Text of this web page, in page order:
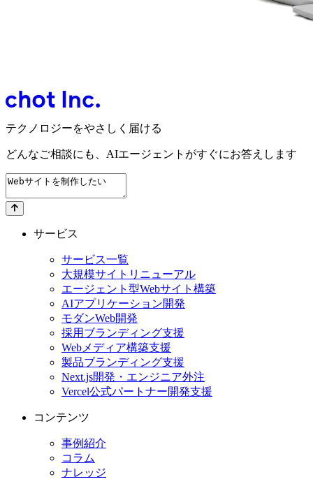
テクノロジーをやさしく届ける
どんなご相談にも、 AIエージェントがすぐにお答えします
サービス
サービス一覧
大規模サイトリニューアル
エージェント型Webサイト構築
AIアプリケーション開発
モダンWeb開発
採用ブランディング支援
Webメディア構築支援
製品ブランディング支援
Next.js開発・エンジニア外注
Vercel公式パートナー開発支援
コンテンツ
事例紹介
コラム
ナレッジ